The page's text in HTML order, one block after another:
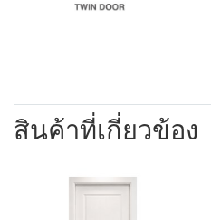
สินค้าที่เกี่ยวข้อง